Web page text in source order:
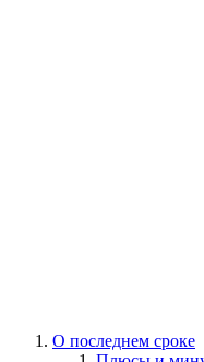
О последнем сроке